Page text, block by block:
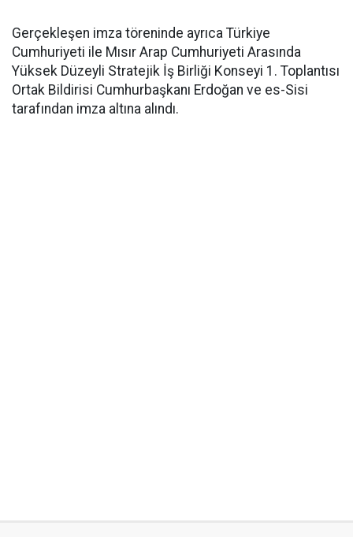
Gerçekleşen imza töreninde ayrıca Türkiye
Cumhuriyeti ile Mısır Arap Cumhuriyeti Arasında
Yüksek Düzeyli Stratejik İş Birliği Konseyi 1. Toplantısı
Ortak Bildirisi Cumhurbaşkanı Erdoğan ve es-Sisi
tarafından imza altına alındı.